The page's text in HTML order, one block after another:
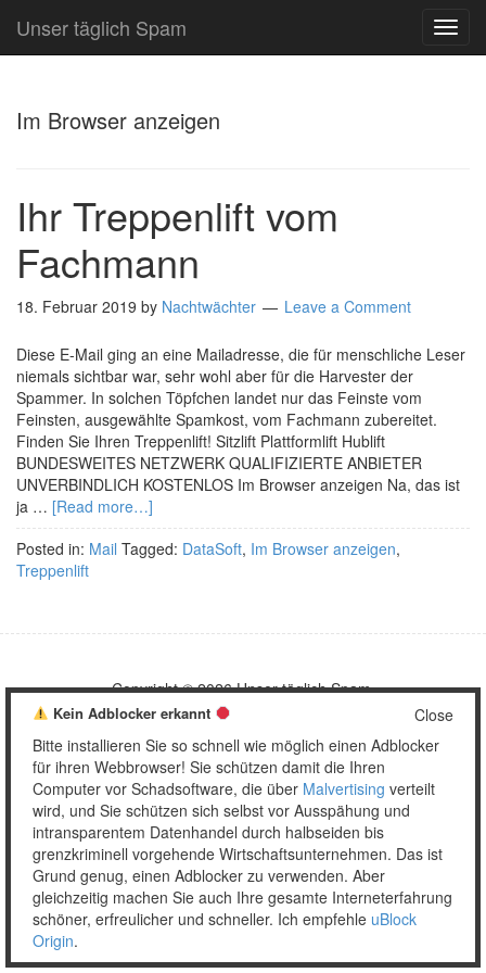
Unser täglich Spam
Im Browser anzeigen
Ihr Treppenlift vom
Fachmann
18. Februar 2019 by Nachtwächter Leave a Comment
Diese E-Mail ging an eine Mailadresse, die für menschliche Leser
niemals sichtbar war, sehr wohl aber für die Harvester der
Spammer. In solchen Töpfchen landet nur das Feinste vom
Feinsten, ausgewählte Spamkost, vom Fachmann zubereitet.
Finden Sie Ihren Treppenlift! Sitzlift Plattformlift Hublift
BUNDESWEITES NETZWERK QUALIFIZIERTE ANBIETER
UNVERBINDLICH KOSTENLOS Im Browser anzeigen Na, das ist
ja … [Read more…]
Posted in: Mail Tagged: DataSoft, Im Browser anzeigen,
Treppenlift
Copyright © 2026 Unser täglich Spam.
MobileWordPress Theme by themehall.com Close
Kein Adblocker erkannt
Bitte installieren Sie so schnell wie möglich einen Adblocker
für ihren Webbrowser! Sie schützen damit die Ihren
Computer vor Schadsoftware, die über Malvertising verteilt
wird, und Sie schützen sich selbst vor Ausspähung und
intransparentem Datenhandel durch halbseiden bis
grenzkriminell vorgehende Wirtschaftsunternehmen. Das ist
Grund genug, einen Adblocker zu verwenden. Aber
gleichzeitig machen Sie auch Ihre gesamte Interneterfahrung
schöner, erfreulicher und schneller. Ich empfehle uBlock
Origin.